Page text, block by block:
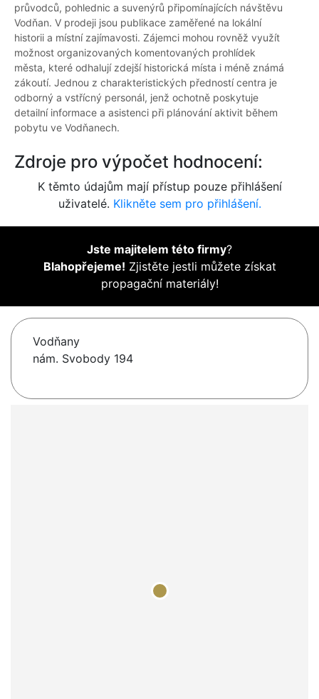
průvodců, pohlednic a suvenýrů připomínajících návštěvu
Vodňan. V prodeji jsou publikace zaměřené na lokální
historii a místní zajímavosti. Zájemci mohou rovněž využít
možnost organizovaných komentovaných prohlídek
města, které odhalují zdejší historická místa i méně známá
zákoutí. Jednou z charakteristických předností centra je
odborný a vstřícný personál, jenž ochotně poskytuje
detailní informace a asistenci při plánování aktivit během
pobytu ve Vodňanech.
Zdroje pro výpočet hodnocení:
K těmto údajům mají přístup pouze přihlášení
uživatelé. Klikněte sem pro přihlášení.
Jste majitelem této firmy?
Blahopřejeme! Zjistěte jestli můžete získat
propagační materiály!
Vodňany
nám. Svobody 194